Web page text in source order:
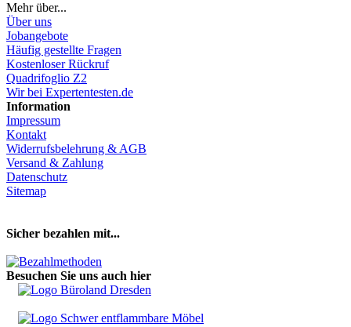
Mehr über...
Über uns
Jobangebote
Häufig gestellte Fragen
Kostenloser Rückruf
Quadrifoglio Z2
Wir bei Expertentesten.de
Information
Impressum
Kontakt
Widerrufsbelehrung & AGB
Versand & Zahlung
Datenschutz
Sitemap
Sicher bezahlen mit...
Besuchen Sie uns auch hier